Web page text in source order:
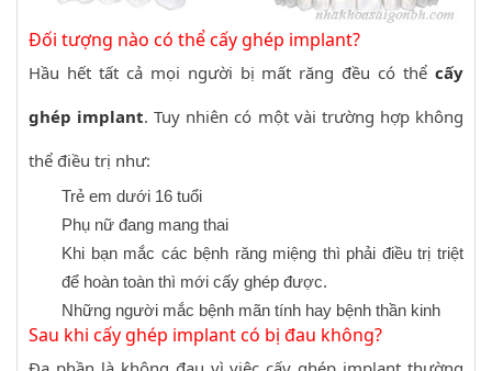
Đối tượng nào có thể cấy ghép implant?
Hầu hết tất cả mọi người bị mất răng đều có thể cấy
ghép implant. Tuy nhiên có một vài trường hợp không
thể điều trị như:
Trẻ em dưới 16 tuổi
Phụ nữ đang mang thai
Khi bạn mắc các bệnh răng miệng thì phải điều trị triệt
để hoàn toàn thì mới cấy ghép được.
Những người mắc bệnh mãn tính hay bệnh thần kinh
Sau khi cấy ghép implant có bị đau không?